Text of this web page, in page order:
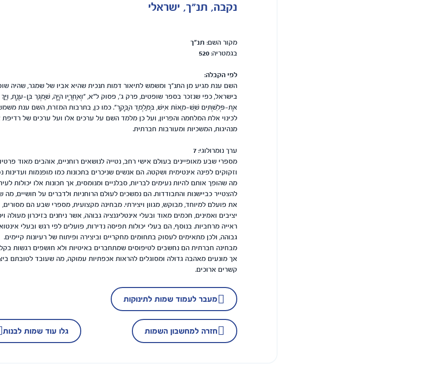
נקבה, תנ"ך, ישראלי
מקור השם: תנ"ך
בגמטריה: 520
לפי הקבלה:
השם ענת מגיע מן התנ"ך ומשמש לתיאור דמות תנכית שהיא אביו של שמגר, שהיה
בישראל, כפי שנזכר בספר שופטים, פרק ג', פסוק ל"א, "וְאַחֲרָיו הָיָה, שַׁמְגַּר בֶּן-עֲנָת, וַיַּךְ
אֶת-פְּלִשְׁתִּים שֵׁשׁ-מֵאוֹת אִישׁ, בְּמַלְמַד הַבָּקָר". כמו כן, בתרבות המזרח, השם ענת
לכינוי אלת המלחמה והפריון, ועל כן מלמד השם על ערכים אלו ועל ערכים של
מנהיגות, המשכיות ומעורבות חברתית.
ערך נומרולוגי: 7
מספרי שבע מאופיינים בעולם אישי רחב, נטייה לנושאים רוחניים, אוהבים מאוד
וזקוקים לפינה אינטימית ושקטה. הם אנשים שניכרים בתכונות כמו מופנמות ועדינות
מה שהופך אותם להיות נעימים לבריות, סבלניים ומנומסים, אך תכונות אלו יכולות
להצטייר כביישנות והתבודדות. הם נמשכים לעולם הרוחניות ולדברים על חושיים, מה
את פועלם למיוחד, מבוקש, מגוון ויצירתי. מבחינה מקצועית, מספרי שבע הם מסורים,
יציבים ואמינים, חכמים מאוד ובעלי אינטליגנציה גבוהה, אשר ניחנים בזיכרון מעולה
ראייה מרחביות. בנוסף, הם בעלי יכולות תפיסה נדירות, פועלים לפי רגש ובעלי
גבוהה, ולכן מתאימים לעסוק בתחומים מחקריים וביצירה ופיתוח של רעיונות קיימים.
מבחינה חברתית הם נחשבים לטיפוסים שמתחברים באיטיות ולא חושפים רגשות
אך מונעים מאהבה גדולה ומסוגלים להראות אכפתיות עמוקה, מה שעובד לטובתם
קשרים ארוכים.
מעבר לעמוד שמות לתינוקות
חזרה למחשבון השמות גלו עוד שמות לבנות